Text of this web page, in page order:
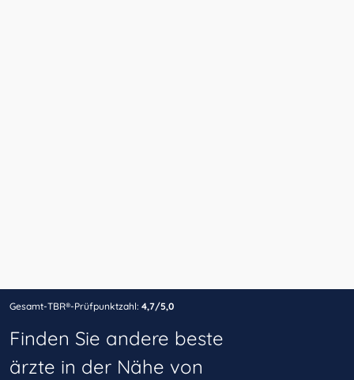
Gesamt-TBR®-Prüfpunktzahl: 4,7/5,0
Finden Sie andere beste
ärzte in der Nähe von